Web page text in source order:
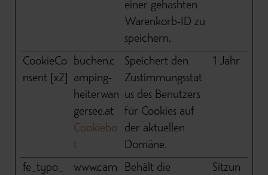
einer gehashten
Warenkorb-ID zu
speichern.
CookieCo
nsent [x2]
buchen.c
amping-
heiterwan
gersee.at
Cookiebo
t
Speichert den
Zustimmungsstat
us des Benutzers
für Cookies auf
der aktuellen
Domäne.
1 Jahr
fe_typo_
www.cam
Behält die
Sitzun